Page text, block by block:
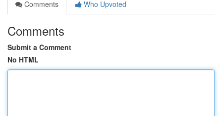
Comments
Who Upvoted
Comments
Submit a Comment
No HTML